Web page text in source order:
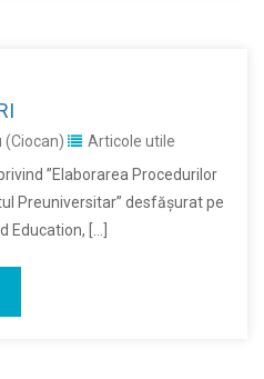
(Ciocan)
Articole utile
”Elaborarea Procedurilor
Preuniversitar” desfășurat pe
Education, […]